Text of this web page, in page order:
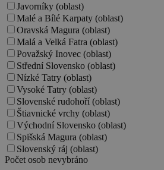
Javorníky (oblast)
Malé a Bílé Karpaty (oblast)
Oravská Magura (oblast)
Malá a Velká Fatra (oblast)
Považský Inovec (oblast)
Střední Slovensko (oblast)
Nízké Tatry (oblast)
Vysoké Tatry (oblast)
Slovenské rudohoří (oblast)
Štiavnické vrchy (oblast)
Východní Slovensko (oblast)
Spišská Magura (oblast)
Slovenský ráj (oblast)
Počet osob nevybráno